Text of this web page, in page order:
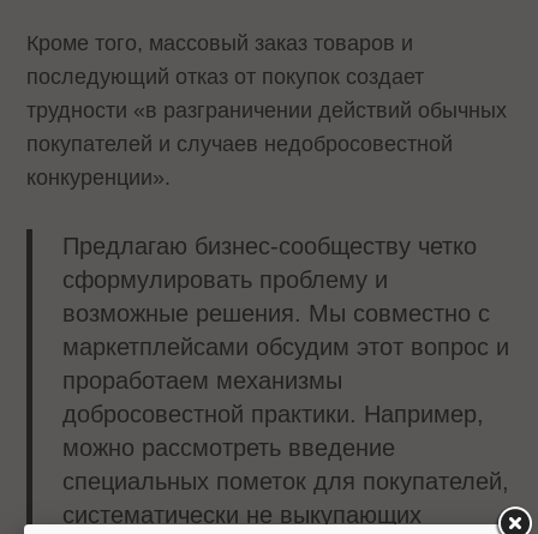
Кроме того, массовый заказ товаров и
последующий отказ от покупок создает
трудности «в разграничении действий обычных
покупателей и случаев недобросовестной
конкуренции».
Предлагаю бизнес-сообществу четко
сформулировать проблему и
возможные решения. Мы совместно с
маркетплейсами обсудим этот вопрос и
проработаем механизмы
добросовестной практики. Например,
можно рассмотреть введение
специальных пометок для покупателей,
систематически не выкупающих